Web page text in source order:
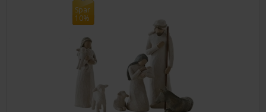
Spar
10%